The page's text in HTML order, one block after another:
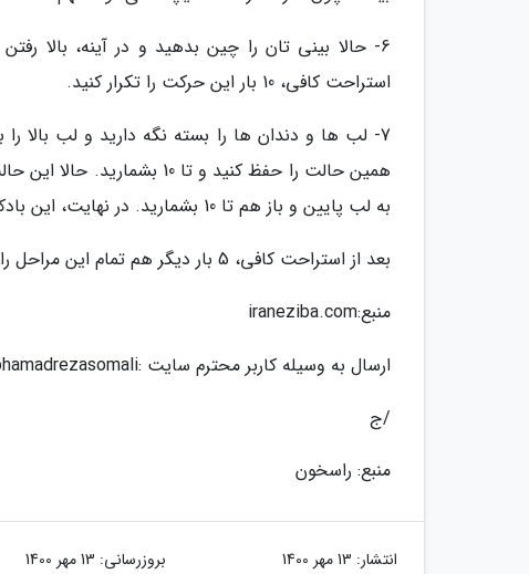
استراحت کافی، 10 بار این حرکت را تکرار کنید.
7- لب ها و دندان ها را بسته نگه دارید و لب بالا
به لب پایین و باز هم تا 10 بشمارید. در نهایت، این بادکنک خودساخته را به گونه راست ببرید و برای آخرین بار تا 10 بشمارید.
بعد از استراحت کافی، 5 بار دیگر هم تمام این مراحل را طی کنید.
منبع:iraneziba.com
ارسال به وسیله کاربر محترم سایت :mohamadrezasomali
/ج
منبع: راسخون
انتشار: 13 مهر 1400 بروزرسانی: 13 مهر 1400